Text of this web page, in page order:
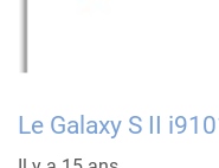
Le Galaxy S II